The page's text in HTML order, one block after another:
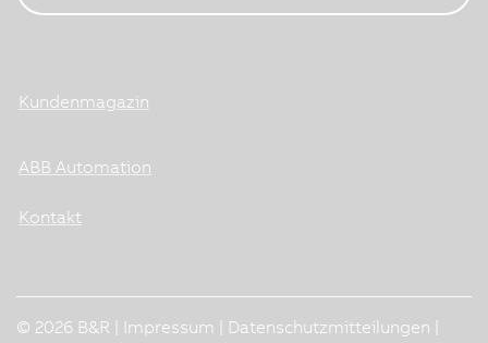
Kundenmagazin
ABB Automation
Kontakt
© 2026 B&R | Impressum Datenschutzmitteilungen